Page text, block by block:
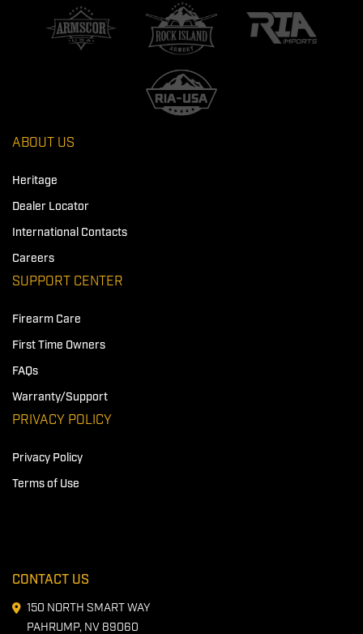
ABOUT US
Heritage
Dealer Locator
International Contacts
Careers
SUPPORT CENTER
Firearm Care
First Time Owners
FAQs
Warranty/Support
PRIVACY POLICY
Privacy Policy
Terms of Use
CONTACT US
150 NORTH SMART WAY
PAHRUMP, NV 89060